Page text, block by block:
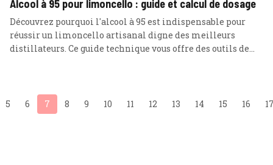
Alcool à 95 pour limoncello : guide et calcul de dosage
Découvrez pourquoi l'alcool à 95 est indispensable pour
réussir un limoncello artisanal digne des meilleurs
distillateurs. Ce guide technique vous offre des outils de
5 6 7 8 9 10 11 12 13 14 15 16